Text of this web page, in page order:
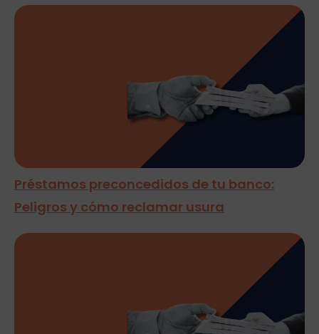
Préstamos preconcedidos de tu banco:
Peligros y cómo reclamar usura